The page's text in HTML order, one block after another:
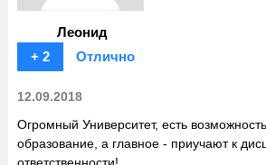
Леонид
+ 2
Отлично
12.09.2018
Огромный Университет, есть
образование, а главное - приучают к